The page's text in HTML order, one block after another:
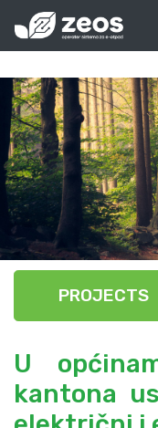
PROJECTS
U
kantona